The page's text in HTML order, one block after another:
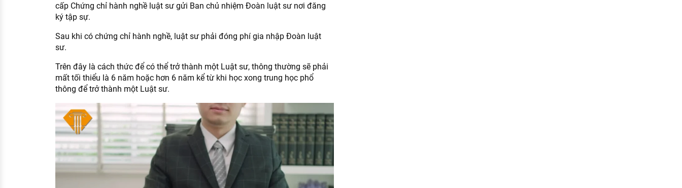
cấp Chứng chỉ hành nghề luật sư gửi Ban chủ nhiệm Đoàn luật sư nơi đăng
ký tập sự.
Sau khi có chứng chỉ hành nghề, luật sư phải đóng phí gia nhập Đoàn luật
sư.
Trên đây là cách thức để có thể trở thành một Luật sư, thông thường sẽ phải
mất tối thiểu là 6 năm hoặc hơn 6 năm kể từ khi học xong trung học phổ
thông để trở thành một Luật sư.